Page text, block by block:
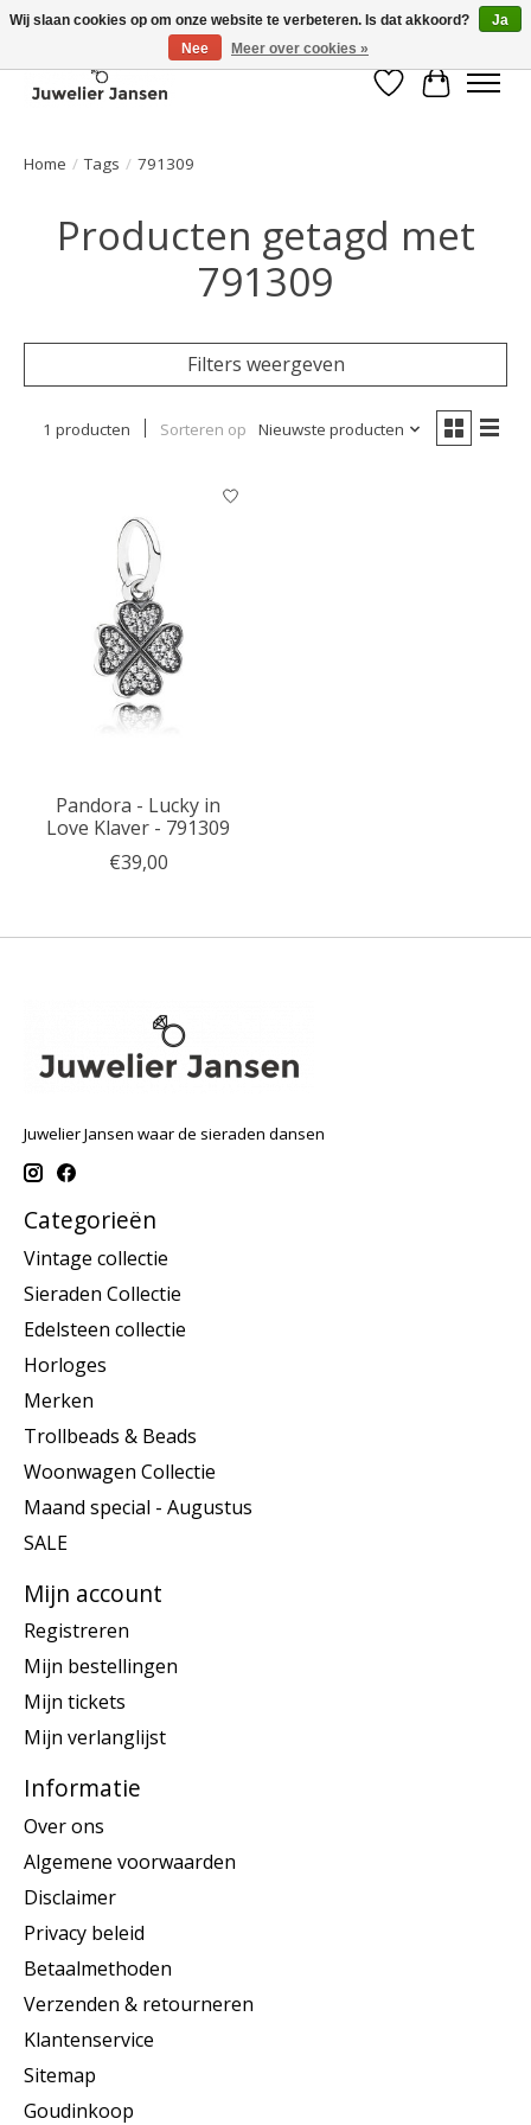
Verlanglijst
Home / Tags / 791309
Producten getagd met
791309
Filters weergeven
1 producten Sorteren op Nieuwste producten
Pandora - Lucky in
Love Klaver - 791309
€39,00
Juwelier Jansen waar de sieraden dansen
Categorieën
Vintage collectie
Sieraden Collectie
Edelsteen collectie
Horloges
Merken
Trollbeads & Beads
Woonwagen Collectie
Maand special - Augustus
SALE
Mijn account
Registreren
Mijn bestellingen
Mijn tickets
Mijn verlanglijst
Informatie
Over ons
Algemene voorwaarden
Disclaimer
Privacy beleid
Betaalmethoden
Verzenden & retourneren
Klantenservice
Sitemap
Goudinkoop
Wij slaan cookies op om onze website te verbeteren. Is dat akkoord?
Ja
Nee
Meer over cookies »